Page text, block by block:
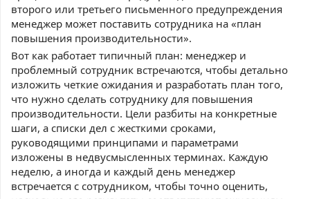
второго или третьего письменного предупреждения
менеджер может поставить сотрудника на «план
повышения производительности».
Вот как работает типичный план: менеджер и
проблемный сотрудник встречаются, чтобы детально
изложить четкие ожидания и разработать план того,
что нужно сделать сотруднику для повышения
производительности. Цели разбиты на конкретные
шаги, а списки дел с жесткими сроками,
руководящими принципами и параметрами
изложены в недвусмысленных терминах. Каждую
неделю, а иногда и каждый день менеджер
встречается с сотрудником, чтобы точно оценить,